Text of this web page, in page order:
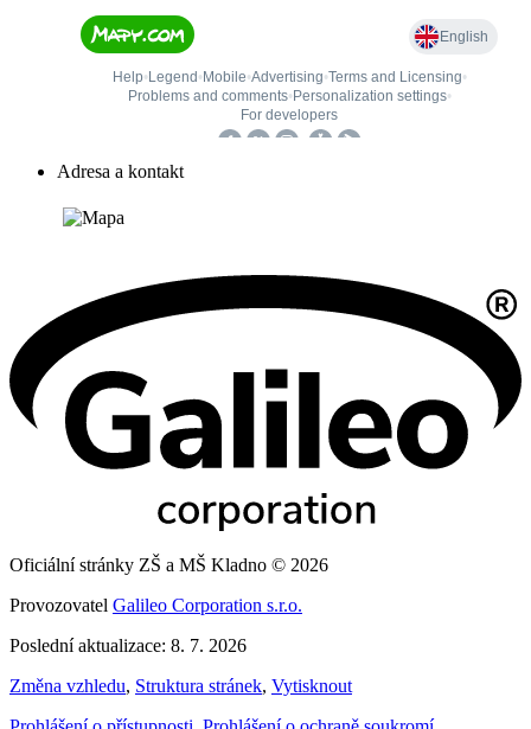
Adresa a kontakt
Oficiální stránky ZŠ a MŠ Kladno © 2026
Provozovatel Galileo Corporation s.r.o.
Poslední aktualizace: 8. 7. 2026
Změna vzhledu, Struktura stránek, Vytisknout